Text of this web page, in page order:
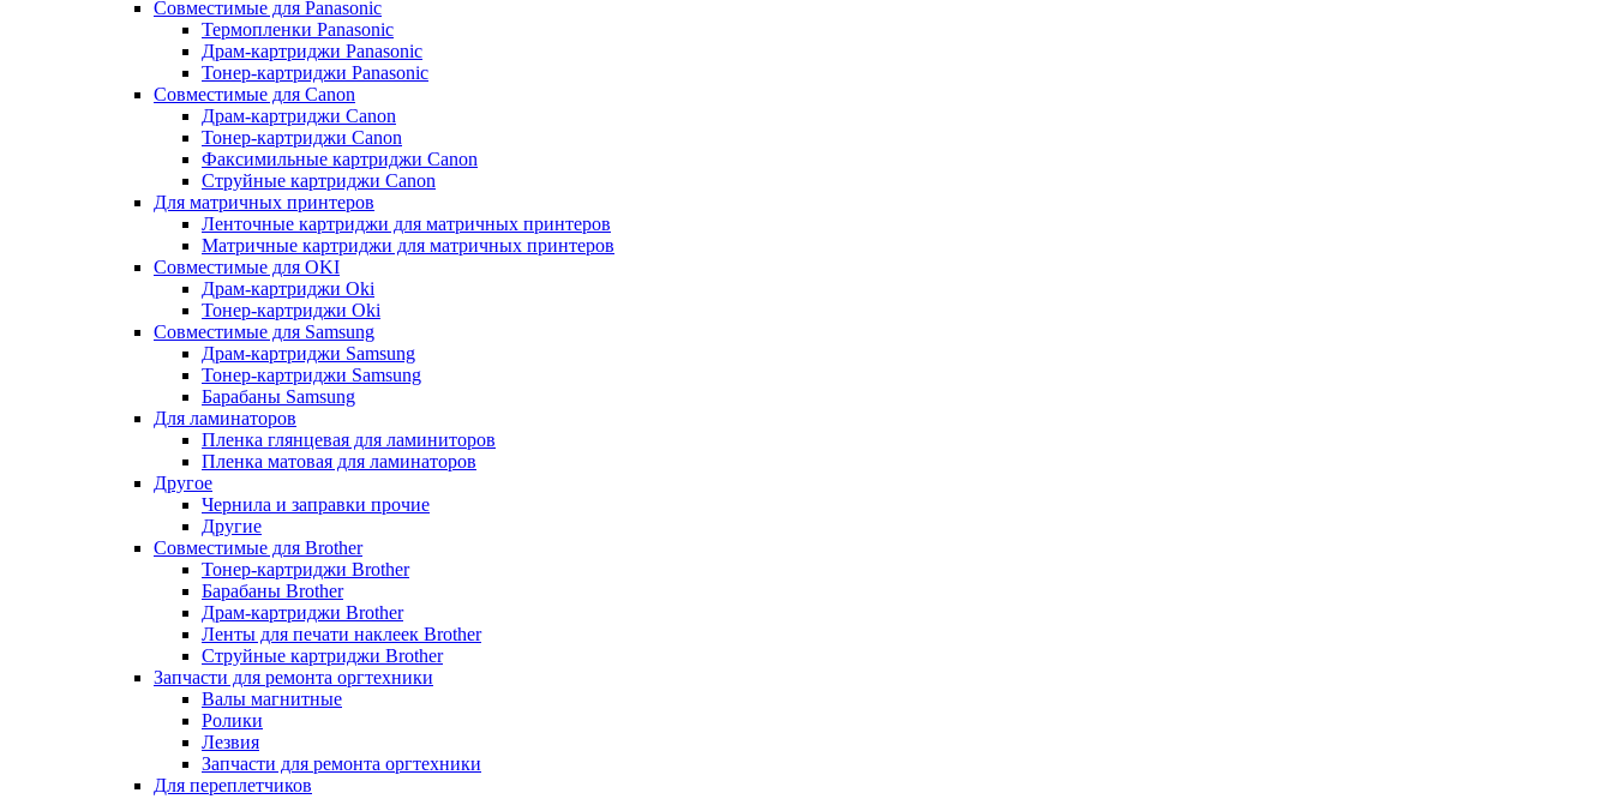
Совместимые для Panasonic
Термопленки Panasonic
Драм-картриджи Panasonic
Тонер-картриджи Panasonic
Совместимые для Canon
Драм-картриджи Canon
Тонер-картриджи Canon
Факсимильные картриджи Canon
Струйные картриджи Canon
Для матричных принтеров
Ленточные картриджи для матричных принтеров
Матричные картриджи для матричных принтеров
Совместимые для OKI
Драм-картриджи Oki
Тонер-картриджи Oki
Совместимые для Samsung
Драм-картриджи Samsung
Тонер-картриджи Samsung
Барабаны Samsung
Для ламинаторов
Пленка глянцевая для ламиниторов
Пленка матовая для ламинаторов
Другое
Чернила и заправки прочие
Другие
Совместимые для Brother
Тонер-картриджи Brother
Барабаны Brother
Драм-картриджи Brother
Ленты для печати наклеек Brother
Струйные картриджи Brother
Запчасти для ремонта оргтехники
Валы магнитные
Ролики
Лезвия
Запчасти для ремонта оргтехники
Для переплетчиков